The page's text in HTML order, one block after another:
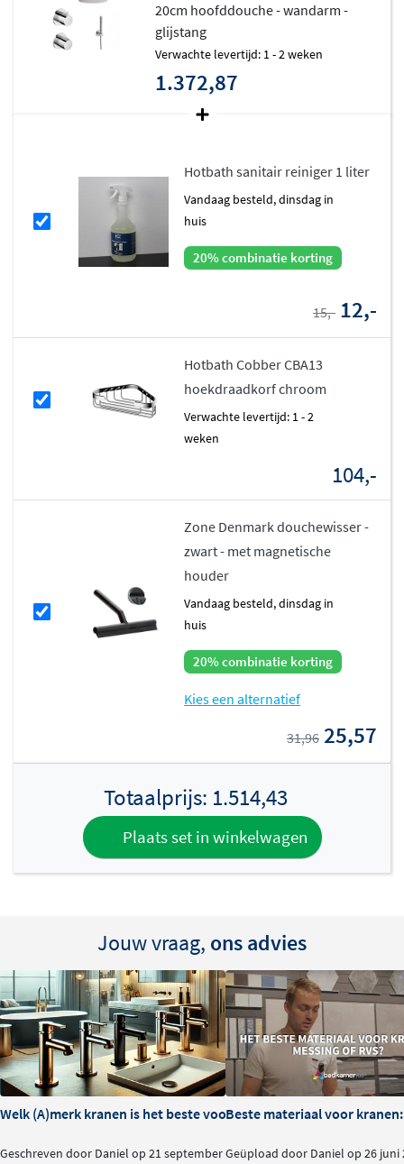
20cm hoofddouche - wandarm -
glijstang
Verwachte levertijd: 1 - 2 weken
1.372,87
Hotbath sanitair reiniger 1 liter
vandaag besteld, dinsdag in
huis
20% combinatie korting
15,- 12,-
Hotbath Cobber CBA13
hoekdraadkorf chroom
Verwachte levertijd: 1 - 2
weken
104,-
Zone Denmark douchewisser -
zwart - met magnetische
houder
vandaag besteld, dinsdag in
huis
20% combinatie korting
Kies een alternatief
31,96 25,57
Totaalprijs: 1.514,43
Plaats set in winkelwagen
Jouw vraag, ons advies
Welk (A)merk kranen is het beste voor je badkamer?
Geschreven door Daniel op 21 september
Beste materiaal voor kranen:
Geüpload door Daniel op 26 juni